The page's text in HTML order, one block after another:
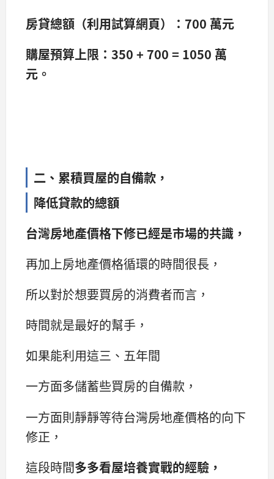
房貸總額（利用試算網頁）：700 萬元
購屋預算上限：350 + 700 = 1050 萬
元。
二、累積買屋的自備款，
降低貸款的總額
台灣房地產價格下修已經是市場的共識，
再加上房地產價格循環的時間很長，
所以對於想要買房的消費者而言，
時間就是最好的幫手，
如果能利用這三、五年間
一方面多儲蓄些買房的自備款，
一方面則靜靜等待台灣房地產價格的向下
修正，
這段時間多多看屋培養實戰的經驗，